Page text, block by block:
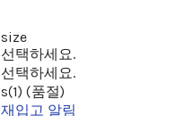
size
선택하세요.
선택하세요.
s(1) (품절)
재입고 알림